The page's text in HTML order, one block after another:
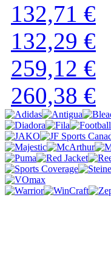
132,71 €
132,29 €
259,12 €
260,38 €